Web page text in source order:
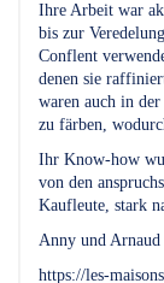
Ihre Arbeit war
bis zur
Conflent
denen sie
waren auch in
zu färben,
Ihr Know-how
von den
Kaufleute, stark
Anny und Arnaud
https://les-